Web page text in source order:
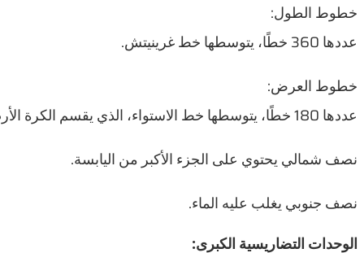
خطوط الطول:
عددها 360 خطًا، يتوسطها خط غرينيتش.
خطوط العرض:
عددها 180 خطًا، يتوسطها خط الاستواء، الذي يقسم الكرة الأرضية إلى:
نصف شمالي يحتوي على الجزء الأكبر من اليابسة.
نصف جنوبي يغلب عليه الماء.
الوحدات التضاريسية الكبرى: